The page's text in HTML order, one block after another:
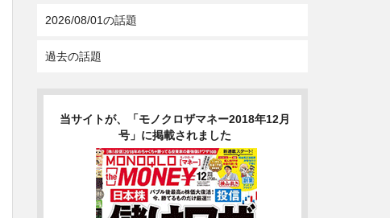
2026/08/01の話題
過去の話題
当サイトが、「モノクロザマネー2018年12月
号」に掲載されました